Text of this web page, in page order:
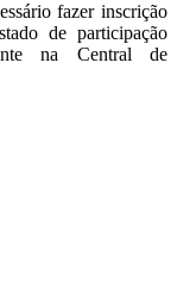
fazer inscrição
de participação
na Central de